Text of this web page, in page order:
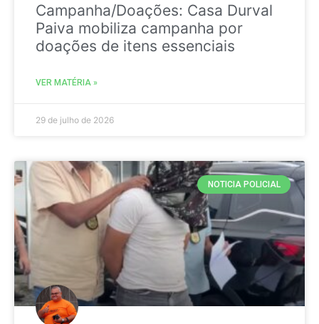
Campanha/Doações: Casa Durval
Paiva mobiliza campanha por
doações de itens essenciais
VER MATÉRIA »
29 de julho de 2026
NOTICIA POLICIAL